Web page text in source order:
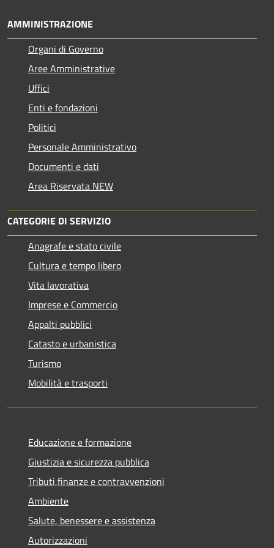
AMMINISTRAZIONE
Organi di Governo
Aree Amministrative
Uffici
Enti e fondazioni
Politici
Personale Amministrativo
Documenti e dati
Area Riservata NEW
CATEGORIE DI SERVIZIO
Anagrafe e stato civile
Cultura e tempo libero
Vita lavorativa
Imprese e Commercio
Appalti pubblici
Catasto e urbanistica
Turismo
Mobilità e trasporti
Educazione e formazione
Giustizia e sicurezza pubblica
Tributi,finanze e contravvenzioni
Ambiente
Salute, benessere e assistenza
Autorizzazioni